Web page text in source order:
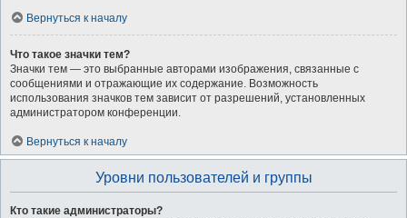
Вернуться к началу
Что такое значки тем?
Значки тем — это выбранные авторами изображения, связанные с
сообщениями и отражающие их содержание. Возможность
использования значков тем зависит от разрешений, установленных
администратором конференции.
Вернуться к началу
Уровни пользователей и группы
Кто такие администраторы?